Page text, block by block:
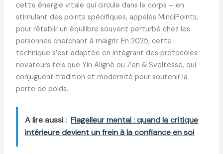
cette énergie vitale qui circule dans le corps – en
stimulant des points spécifiques, appelés MinciPoints,
pour rétablir un équilibre souvent perturbé chez les
personnes cherchant à maigrir. En 2025, cette
technique s’est adaptée en intégrant des protocoles
novateurs tels que Yin Aligné ou Zen & Sveltesse, qui
conjuguent tradition et modernité pour soutenir la
perte de poids.
A lire aussi : Flagelleur mental : quand la critique
intérieure devient un frein à la confiance en soi